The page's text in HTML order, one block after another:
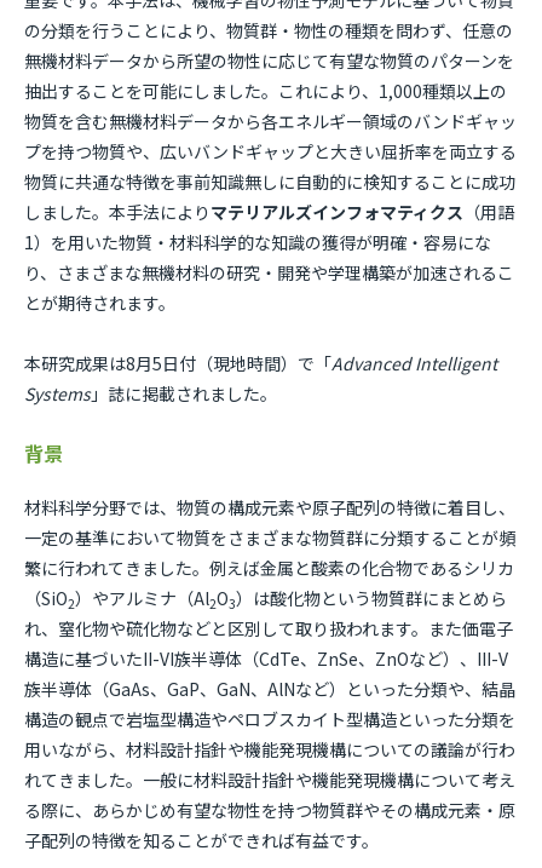
の分類を行うことにより、物質群・物性の種類を問わず、任意の
無機材料データから所望の物性に応じて有望な物質のパターンを
抽出することを可能にしました。これにより、1,000種類以上の
物質を含む無機材料データから各エネルギー領域のバンドギャッ
プを持つ物質や、広いバンドギャップと大きい屈折率を両立する
物質に共通な特徴を事前知識無しに自動的に検知することに成功
しました。本手法により マテリアルズインフォマティクス （用語
1）を用いた物質・材料科学的な知識の獲得が明確・容易にな
り、さまざまな無機材料の研究・開発や学理構築が加速されるこ
とが期待されます。
本研究成果は8月5日付（現地時間）で「Advanced Intelligent
Systems」誌に掲載されました。
背景
材料科学分野では、物質の構成元素や原子配列の特徴に着目し、
一定の基準において物質をさまざまな物質群に分類することが頻
繁に行われてきました。例えば金属と酸素の化合物であるシリカ
（SiO2）やアルミナ（Al2O3）は酸化物という物質群にまとめら
れ、窒化物や硫化物などと区別して取り扱われます。また価電子
構造に基づいたII-VI族半導体（CdTe、ZnSe、ZnOなど）、III-V
族半導体（GaAs、GaP、GaN、AlNなど）といった分類や、結晶
構造の観点で岩塩型構造やペロブスカイト型構造といった分類を
用いながら、材料設計指針や機能発現機構についての議論が行わ
れてきました。一般に材料設計指針や機能発現機構について考え
る際に、あらかじめ有望な物性を持つ物質群やその構成元素・原
子配列の特徴を知ることができれば有益です。